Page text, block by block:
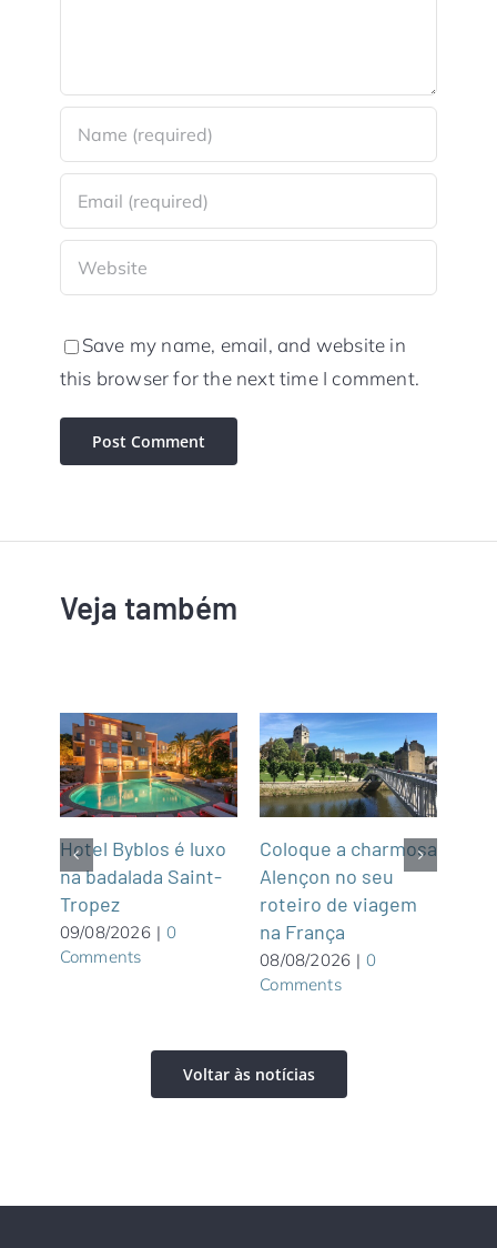
Save my name, email, and website in
this browser for the next time I comment.
Veja também
Hotel Byblos é luxo
na badalada Saint-
Tropez
09/08/2026 | 0
Comments
Coloque a charmosa
Alençon no seu
roteiro de viagem
na França
08/08/2026 | 0
Comments
Voltar às notícias